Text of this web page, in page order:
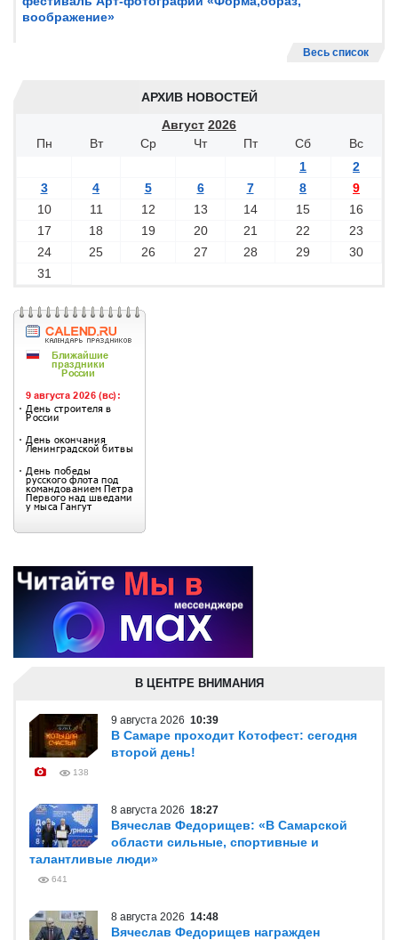
воображение»
Весь список
АРХИВ НОВОСТЕЙ
Август 2026
Пн
Вт Ср Чт Пт Сб
Вс
1
2
3
4 5 6 7 8
9
10
11 12 13 14 15
16
17
18 19 20 21 22
23
24
25 26 27 28 29
30
31
В ЦЕНТРЕ ВНИМАНИЯ
9 августа 2026 10:39
В Самаре проходит Котофест: сегодня
второй день!
138
8 августа 2026 18:27
Вячеслав Федорищев: «В Самарской
области сильные, спортивные и
талантливые люди»
641
8 августа 2026 14:48
Вячеслав Федорищев награжден